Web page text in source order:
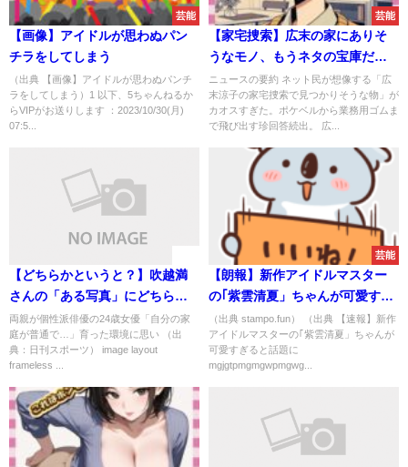
芸能
【画像】アイドルが思わぬパン
チラをしてしまう
（出典 【画像】アイドルが思わぬパンチ
ラをしてしまう）1 以下、5ちゃんねるか
らVIPがお送りします ：2023/10/30(月)
07:5...
芸能
【家宅捜索】広末の家にありそ
うなモノ、もうネタの宝庫だろ
ｗｗｗｗ
ニュースの要約 ネット民が想像する「広
末涼子の家宅捜索で見つかりそうな物」が
カオスすぎた。ポケベルから業務用ゴムま
で飛び出す珍回答続出。 広...
【どちらかというと？】吹越満
さんの「ある写真」にどちらに
似ているかと話題に
両親が個性派俳優の24歳女優「自分の家
庭が普通で…」育った環境に思い （出
典：日刊スポーツ） image layout
frameless ...
芸能
【朗報】新作アイドルマスター
の｢紫雲清夏」ちゃんが可愛すぎ
る！
（出典 stampo.fun） （出典 【速報】新作
アイドルマスターの｢紫雲清夏」ちゃんが
可愛すぎると話題に
mgjgtpmgmgwpmgwg...